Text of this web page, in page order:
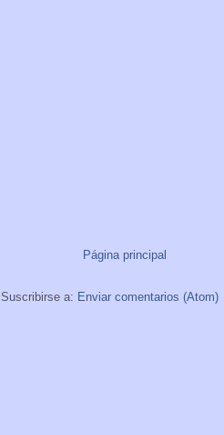
Página principal
Suscribirse a: Enviar comentarios (Atom)